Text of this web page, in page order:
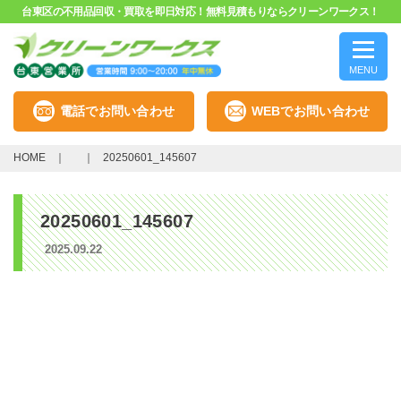
台東区の不用品回収・買取を即日対応！無料見積もりならクリーンワークス！
MENU
電話でお問い合わせ WEBでお問い合わせ
HOME 20250601_145607
20250601_145607
2025.09.22